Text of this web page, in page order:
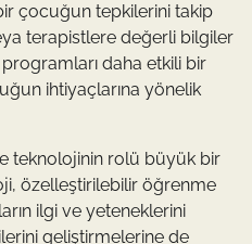
çocuğun tepkilerini takip
terapistlere değerli bilgiler
daha etkili bir
ihtiyaçlarına yönelik
teknolojinin rolü büyük bir
özelleştirilebilir öğrenme
ilgi ve yeteneklerini
geliştirmelerine de